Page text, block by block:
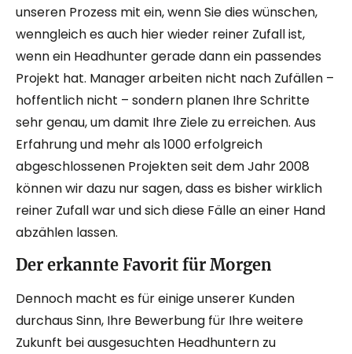
unseren Prozess mit ein, wenn Sie dies wünschen,
wenngleich es auch hier wieder reiner Zufall ist,
wenn ein Headhunter gerade dann ein passendes
Projekt hat. Manager arbeiten nicht nach Zufällen –
hoffentlich nicht – sondern planen Ihre Schritte
sehr genau, um damit Ihre Ziele zu erreichen. Aus
Erfahrung und mehr als 1000 erfolgreich
abgeschlossenen Projekten seit dem Jahr 2008
können wir dazu nur sagen, dass es bisher wirklich
reiner Zufall war und sich diese Fälle an einer Hand
abzählen lassen.
Der erkannte Favorit für Morgen
Dennoch macht es für einige unserer Kunden
durchaus Sinn, Ihre Bewerbung für Ihre weitere
Zukunft bei ausgesuchten Headhuntern zu